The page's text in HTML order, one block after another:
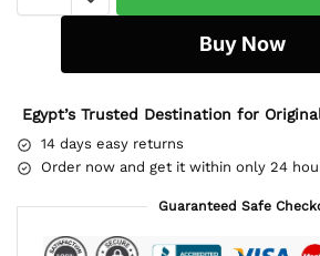
Buy Now
Egypt’s Trusted Destination for
14 days easy returns
Order now and get it within only 24
Guaranteed Safe